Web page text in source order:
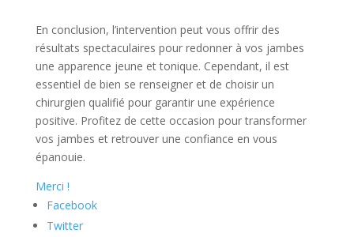
En conclusion, l’intervention peut vous offrir des
résultats spectaculaires pour redonner à vos jambes
une apparence jeune et tonique. Cependant, il est
essentiel de bien se renseigner et de choisir un
chirurgien qualifié pour garantir une expérience
positive. Profitez de cette occasion pour transformer
vos jambes et retrouver une confiance en vous
épanouie.
Merci !
Facebook
Twitter